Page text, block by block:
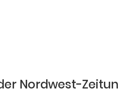
Nordwest-